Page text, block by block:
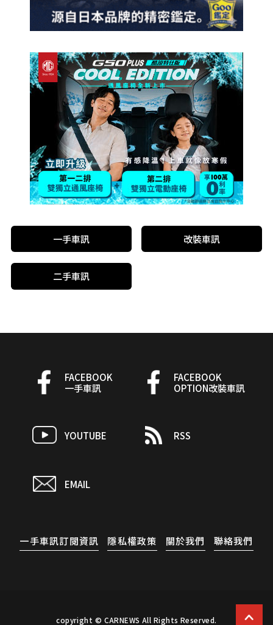
一手車訊 改裝車訊
二手車訊
FACEBOOK
一手車訊
FACEBOOK
OPTION改裝車訊
YOUTUBE RSS
EMAIL
一手車訊訂閱資訊 隱私權政策 關於我們 聯絡我們
copyright © CARNEWS All Rights Reserved.